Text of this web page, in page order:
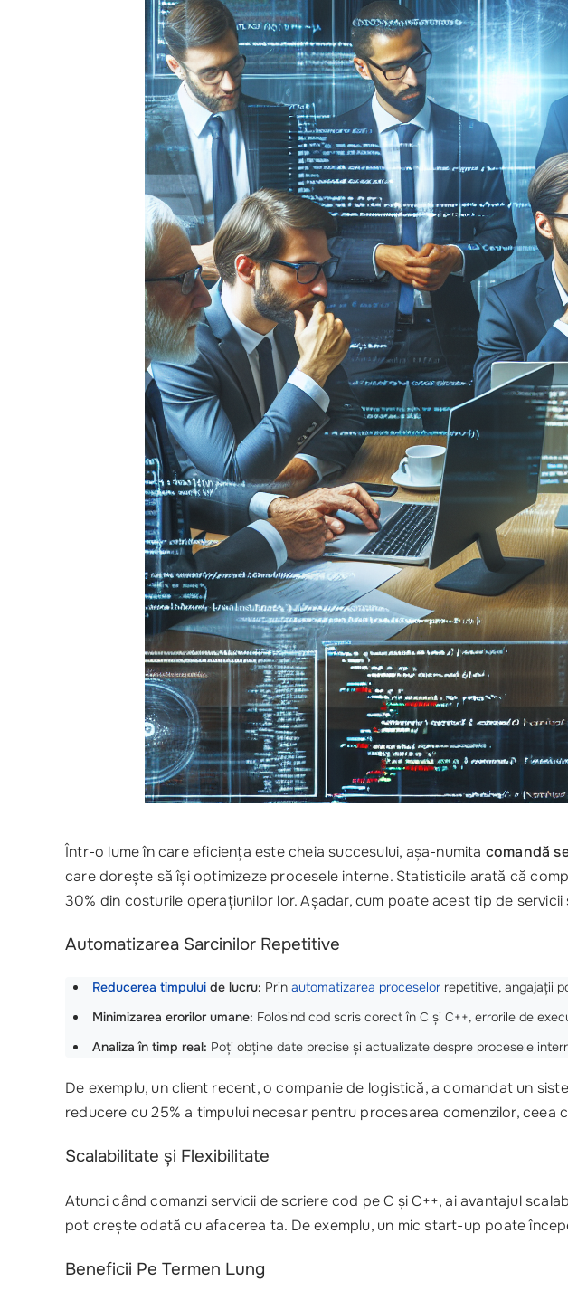
Într-o lume în care eficiența este cheia succesului, așa-numita comandă
care dorește să își optimizeze procesele interne. Statisticile arată că
30% din costurile operațiunilor lor. Așadar, cum poate acest tip de
Automatizarea Sarcinilor Repetitive
Reducerea timpului de lucru: Prin automatizarea proceselor repetitive, angajații
Minimizarea erorilor umane: Folosind cod scris corect în C și C++, errorile de
Analiza în timp real: Poți obține date precise și actualizate despre procesele
De exemplu, un client recent, o companie de logistică, a comandat un
reducere cu 25% a timpului necesar pentru procesarea comenzilor, ceea
Scalabilitate și Flexibilitate
Atunci când comanzi servicii de scriere cod pe C și C++, ai avantajul
pot crește odată cu afacerea ta. De exemplu, un mic start-up poate
Beneficii Pe Termen Lung